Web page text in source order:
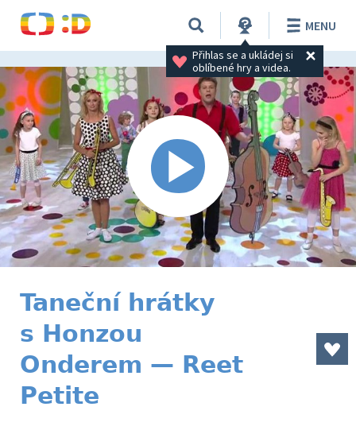
Přihlas se a ukládej si
oblíbené hry a videa.
MENU
Taneční hrátky
s Honzou
Onderem — Reet
Petite